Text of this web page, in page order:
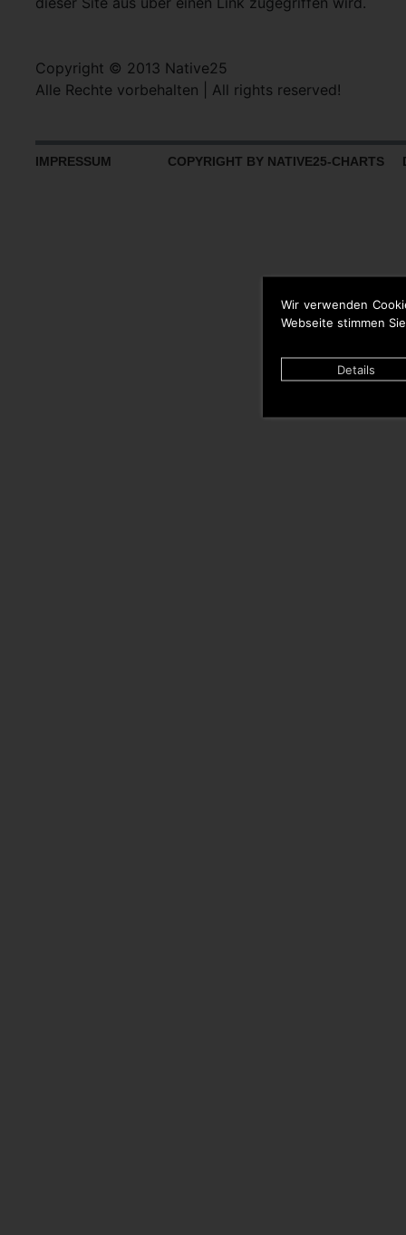
Wir verwenden
Webseite stimmen
Details
Copyright © 2013 Native25
Alle Rechte vorbehalten | All rights reserved!
IMPRESSUM COPYRIGHT BY NATIVE25-CHARTS